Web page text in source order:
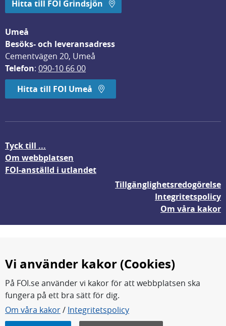
Hitta till FOI Grindsjön
Umeå
Besöks- och leveransadress
Cementvägen 20, Umeå
Telefon: 090-10 66 00
Hitta till FOI Umeå
Tyck till ...
Om webbplatsen
FOI-anställd i utlandet
Tillgänglighetsredogörelse
Integritetspolicy
Om våra kakor
FOI forskar för en säkrare värld.
FOI:s kärnverksamhet är forskning, metod- och
Vi använder kakor (Cookies)
På FOI.se använder vi kakor för att webbplatsen ska
fungera på ett bra sätt för dig.
Om våra kakor/ Integritetspolicy